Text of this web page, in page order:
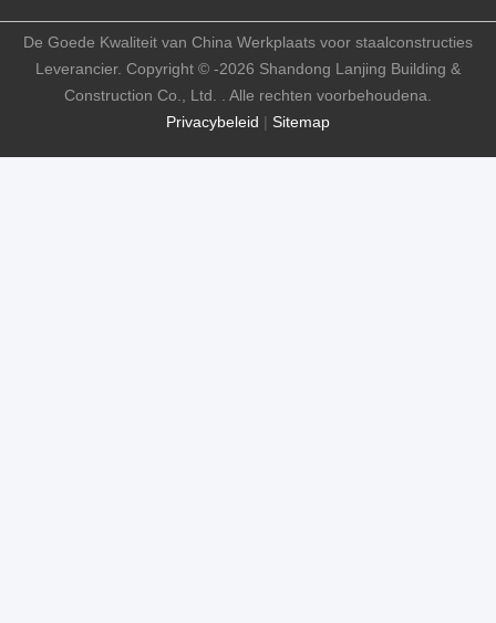
Privacybeleid | Sitemap
De Goede Kwaliteit van China Werkplaats voor staalconstructies
Leverancier. Copyright © -2026 Shandong Lanjing Building &
Construction Co., Ltd. . Alle rechten voorbehoudena.